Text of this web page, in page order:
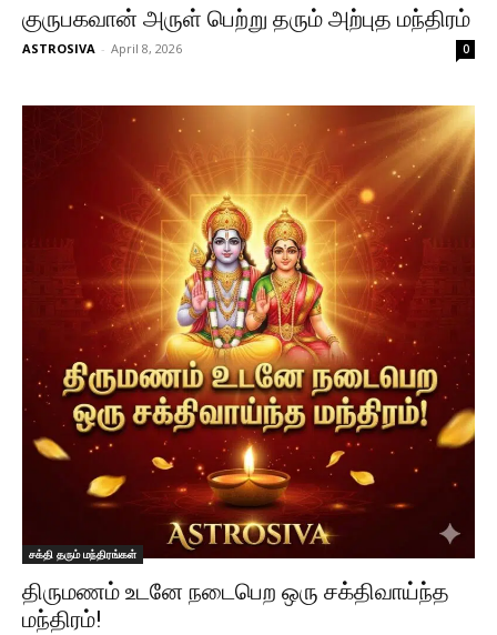
குருபகவான் அருள் பெற்று தரும் அற்புத மந்திரம்
ASTROSIVA - April 8, 2026 0
சக்தி தரும் மந்திரங்கள்
திருமணம் உடனே நடைபெற ஒரு சக்திவாய்ந்த
மந்திரம்!